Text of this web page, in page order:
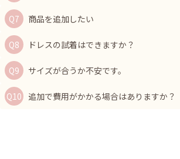
商品を追加したい
ドレスの試着はできますか？
サイズが合うか不安です。
追加で費用がかかる場合はありますか？